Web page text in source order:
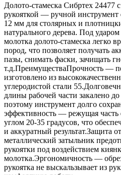
Долото-стамеска Сибртех 24477
рукояткой — ручной
12 мм для столярных и
натурального дерева. Под
молотка долото-стамеска легко
пород, что позволяет получать
пазы, снимать фаски, зачищать
т.д.ПреимуществаПрочность —
изготовлено из
углеродистой стали
длины рабочей части закалено
поэтому инструмент долго
эффективность — режущая часть
углом 20-35 градусов, что
и аккуратный результат.Защита
металлический затыльник
рукоятки под воздействием
молотка.Эргономичность —
рукоятка не выскальзывает из